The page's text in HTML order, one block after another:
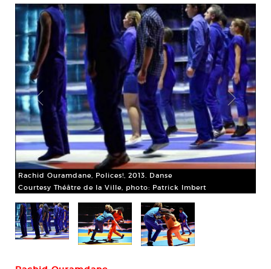
Rachid Ouramdane, Polices!, 2013. Danse
Courtesy Théâtre de la Ville, photo: Patrick Imbert